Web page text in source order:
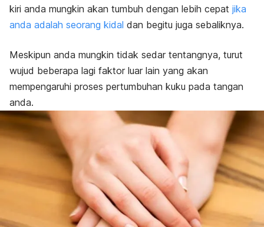
kiri anda mungkin akan tumbuh dengan lebih cepat jika
anda adalah seorang kidal dan begitu juga sebaliknya.
Meskipun anda mungkin tidak sedar tentangnya, turut
wujud beberapa lagi faktor luar lain yang akan
mempengaruhi proses pertumbuhan kuku pada tangan
anda.